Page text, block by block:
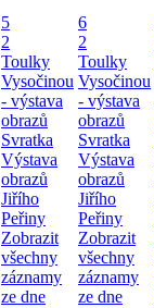
5
2
Toulky
Vysočinou
- výstava
obrazů
Svratka
Výstava
obrazů
Jiřího
Peřiny
Zobrazit
všechny
záznamy
ze dne
6
2
Toulky
Vysočinou
- výstava
obrazů
Svratka
Výstava
obrazů
Jiřího
Peřiny
Zobrazit
všechny
záznamy
ze dne